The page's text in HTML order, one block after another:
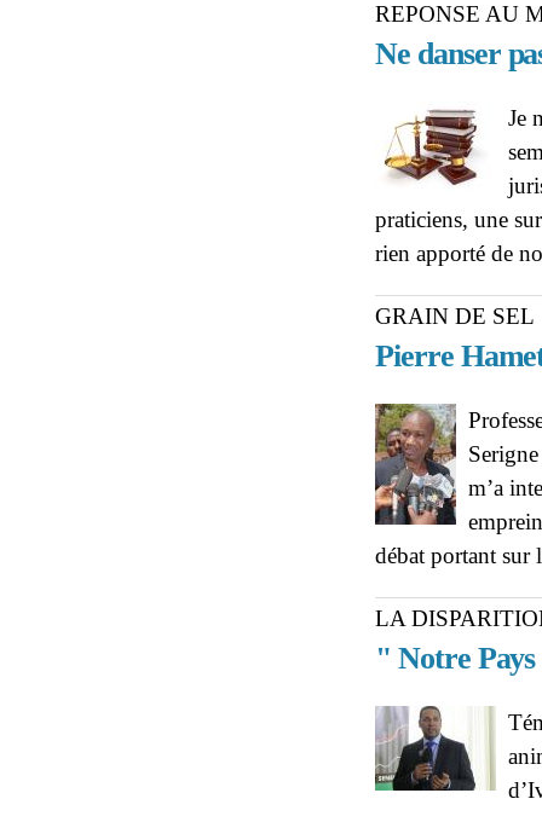
REPONSE AU
Ne danser
Je
praticiens, une
rien apporté de
GRAIN DE SEL
Pierre
m’a
débat portant
LA
" Notre